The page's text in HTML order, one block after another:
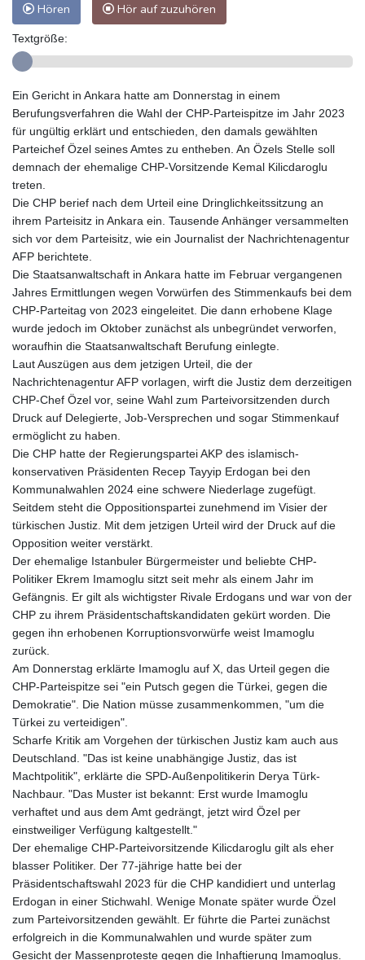
Hören Hör auf zuzuhören
Textgröße:
Ein Gericht in Ankara hatte am Donnerstag in einem
Berufungsverfahren die Wahl der CHP-Parteispitze im Jahr 2023
für ungültig erklärt und entschieden, den damals gewählten
Parteichef Özel seines Amtes zu entheben. An Özels Stelle soll
demnach der ehemalige CHP-Vorsitzende Kemal Kilicdaroglu
treten.
Die CHP berief nach dem Urteil eine Dringlichkeitssitzung an
ihrem Parteisitz in Ankara ein. Tausende Anhänger versammelten
sich vor dem Parteisitz, wie ein Journalist der Nachrichtenagentur
AFP berichtete.
Die Staatsanwaltschaft in Ankara hatte im Februar vergangenen
Jahres Ermittlungen wegen Vorwürfen des Stimmenkaufs bei dem
CHP-Parteitag von 2023 eingeleitet. Die dann erhobene Klage
wurde jedoch im Oktober zunächst als unbegründet verworfen,
woraufhin die Staatsanwaltschaft Berufung einlegte.
Laut Auszügen aus dem jetzigen Urteil, die der
Nachrichtenagentur AFP vorlagen, wirft die Justiz dem derzeitigen
CHP-Chef Özel vor, seine Wahl zum Parteivorsitzenden durch
Druck auf Delegierte, Job-Versprechen und sogar Stimmenkauf
ermöglicht zu haben.
Die CHP hatte der Regierungspartei AKP des islamisch-
konservativen Präsidenten Recep Tayyip Erdogan bei den
Kommunalwahlen 2024 eine schwere Niederlage zugefügt.
Seitdem steht die Oppositionspartei zunehmend im Visier der
türkischen Justiz. Mit dem jetzigen Urteil wird der Druck auf die
Opposition weiter verstärkt.
Der ehemalige Istanbuler Bürgermeister und beliebte CHP-
Politiker Ekrem Imamoglu sitzt seit mehr als einem Jahr im
Gefängnis. Er gilt als wichtigster Rivale Erdogans und war von der
CHP zu ihrem Präsidentschaftskandidaten gekürt worden. Die
gegen ihn erhobenen Korruptionsvorwürfe weist Imamoglu
zurück.
Am Donnerstag erklärte Imamoglu auf X, das Urteil gegen die
CHP-Parteispitze sei "ein Putsch gegen die Türkei, gegen die
Demokratie". Die Nation müsse zusammenkommen, "um die
Türkei zu verteidigen".
Scharfe Kritik am Vorgehen der türkischen Justiz kam auch aus
Deutschland. "Das ist keine unabhängige Justiz, das ist
Machtpolitik", erklärte die SPD-Außenpolitikerin Derya Türk-
Nachbaur. "Das Muster ist bekannt: Erst wurde Imamoglu
verhaftet und aus dem Amt gedrängt, jetzt wird Özel per
einstweiliger Verfügung kaltgestellt."
Der ehemalige CHP-Parteivorsitzende Kilicdaroglu gilt als eher
blasser Politiker. Der 77-jährige hatte bei der
Präsidentschaftswahl 2023 für die CHP kandidiert und unterlag
Erdogan in einer Stichwahl. Wenige Monate später wurde Özel
zum Parteivorsitzenden gewählt. Er führte die Partei zunächst
erfolgreich in die Kommunalwahlen und wurde später zum
Gesicht der Massenproteste gegen die Inhaftierung Imamoglus.